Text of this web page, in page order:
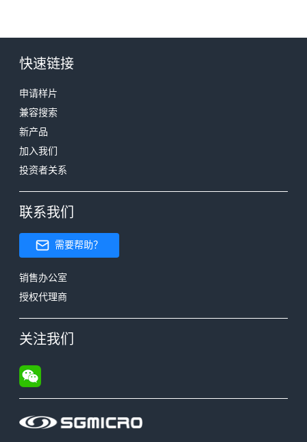
快速链接
申请样片
兼容搜索
新产品
加入我们
投资者关系
联系我们
需要帮助？
销售办公室
授权代理商
关注我们